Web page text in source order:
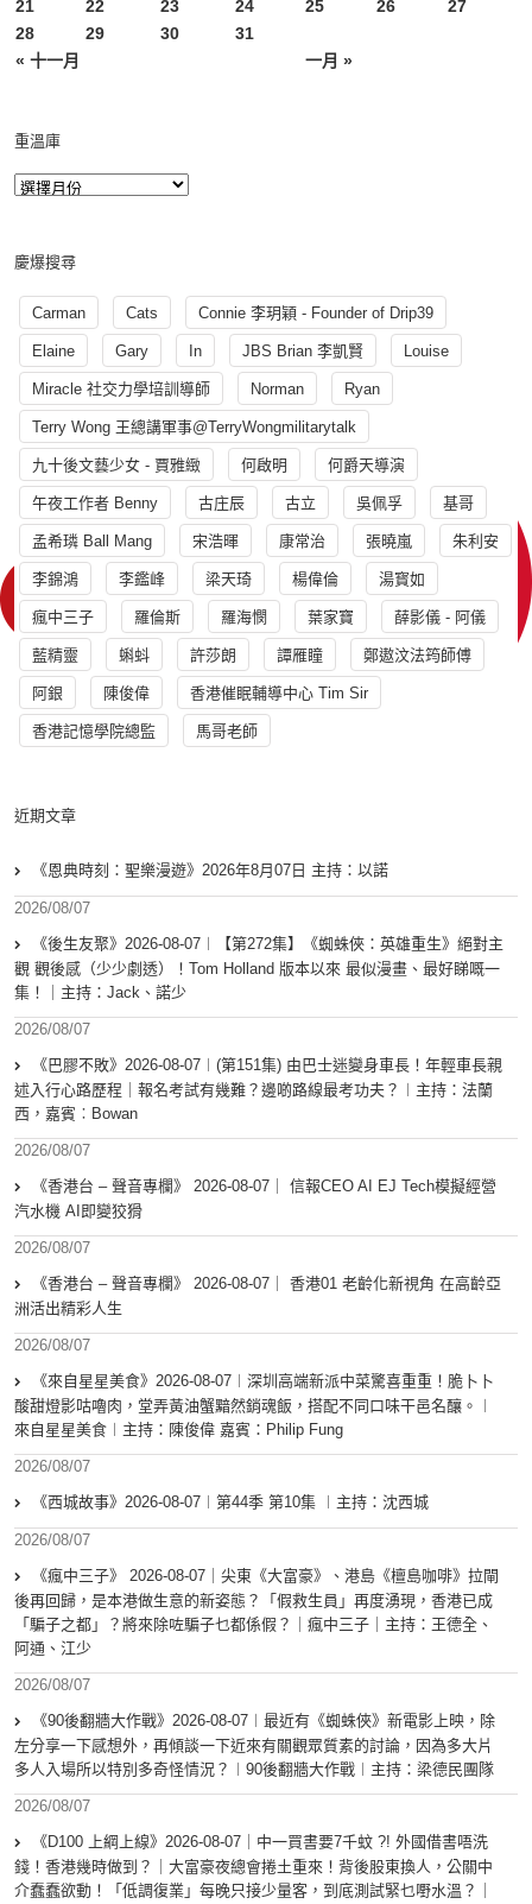
« 十一月 一月 »
21 22 23 24 25 26
27
28
29 30 31
重溫庫
慶爆搜尋
Carman Cats Connie 李玥穎 - Founder of Drip39
Elaine Gary In JBS Brian 李凱賢 Louise
Miracle 社交力學培訓導師 Norman Ryan
Terry Wong 王總講軍事@TerryWongmilitarytalk
九十後文藝少女 - 賈雅緻 何啟明 何爵天導演
午夜工作者 Benny 古庄辰 古立 吳佩孚 基哥
孟希璘 Ball Mang 宋浩暉 康常治 張曉嵐 朱利安
李錦鴻 李鑑峰 梁天琦 楊偉倫 湯寳如
瘋中三子 羅倫斯 羅海憫 葉家寶 薛影儀 - 阿儀
藍精靈 蝌蚪 許莎朗 譚雁瞳 鄭遨汶法筠師傅
阿銀 陳俊偉 香港催眠輔導中心 Tim Sir
香港記憶學院總監 馬哥老師
近期文章
《恩典時刻：聖樂漫遊》2026年8月07日 主持：以諾
2026/08/07
《後生友聚》2026-08-07︱【第272集】《蜘蛛俠：英雄重生》絕對主
觀 觀後感（少少劇透）！Tom Holland 版本以來 最似漫畫、最好睇嘅一
集！｜主持：Jack、諾少
2026/08/07
《巴膠不敗》2026-08-07︱(第151集) 由巴士迷變身車長！年輕車長親
述入行心路歷程｜報名考試有幾難？邊啲路線最考功夫？︱主持：法蘭
西，嘉賓︰Bowan
2026/08/07
《香港台 – 聲音專欄》 2026-08-07｜ 信報CEO AI EJ Tech模擬經營
汽水機 AI即變狡猾
2026/08/07
《香港台 – 聲音專欄》 2026-08-07｜ 香港01 老齡化新視角 在高齡亞
洲活出精彩人生
2026/08/07
《來自星星美食》2026-08-07︱深圳高端新派中菜驚喜重重！脆卜卜
酸甜燈影咕嚕肉，堂弄黃油蟹黯然銷魂飯，搭配不同口味干邑名釀。︱
來自星星美食︱主持：陳俊偉 嘉賓：Philip Fung
2026/08/07
《西城故事》2026-08-07︱第44季 第10集 ︱主持：沈西城
2026/08/07
《瘋中三子》 2026-08-07｜尖東《大富豪》、港島《檀島咖啡》拉閘
後再回歸，是本港做生意的新姿態？「假救生員」再度湧現，香港已成
「騙子之都」？將來除咗騙子乜都係假？｜瘋中三子｜主持：王德全、
阿通、江少
2026/08/07
《90後翻牆大作戰》2026-08-07︱最近有《蜘蛛俠》新電影上映，除
左分享一下感想外，再傾談一下近來有關觀眾質素的討論，因為多大片
多人入場所以特別多奇怪情況？︱90後翻牆大作戰︱主持：梁德民團隊
2026/08/07
《D100 上綱上線》2026-08-07｜中一買書要7千蚊 ?! 外國借書唔洗
錢！香港幾時做到？｜大富豪夜總會捲土重來！背後股東換人，公關中
介蠢蠢欲動！「低調復業」每晚只接少量客，到底測試緊乜嘢水溫？｜